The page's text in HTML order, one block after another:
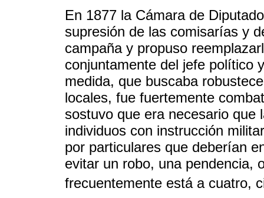
En 1877 la Cámara de
supresión de las comisarías y
campaña y propuso
conjuntamente del jefe político
medida, que buscaba
locales, fue fuertemente
sostuvo que era necesario que
individuos con instrucción
por particulares que deberían
evitar un robo, una pendencia,
frecuentemente está a cuatro,